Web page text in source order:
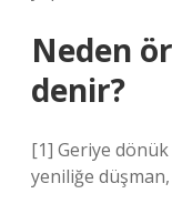
Neden
denir?
[1] Geriye dönük
yeniliğe